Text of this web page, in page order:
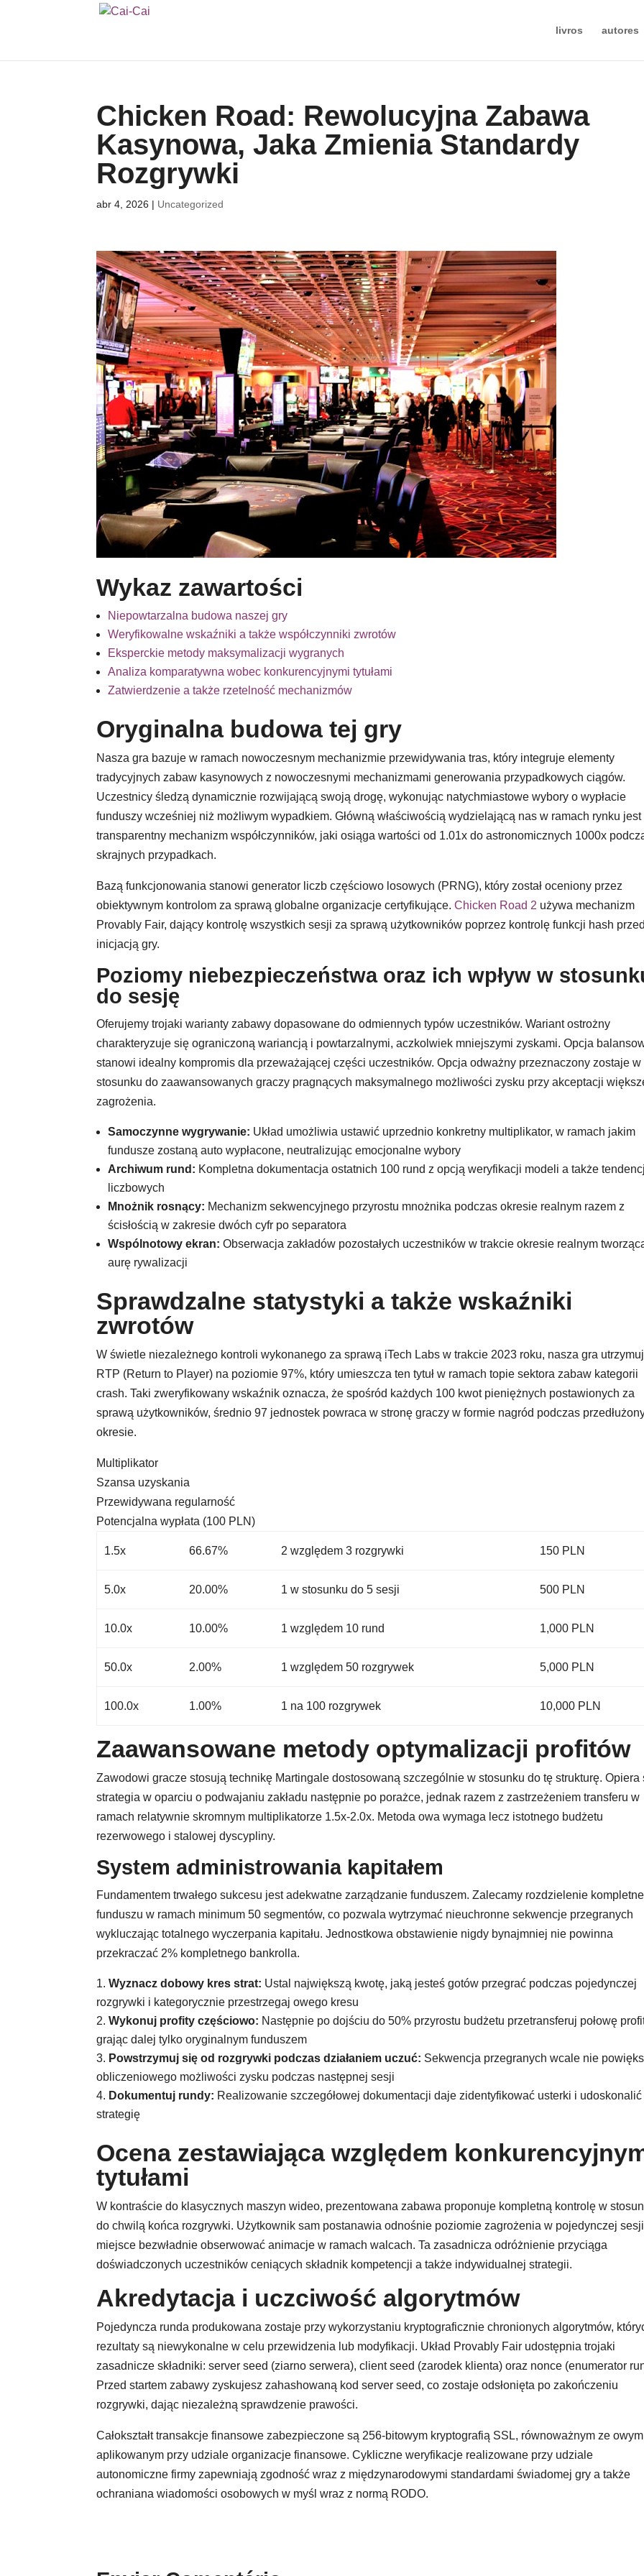
livros autores
Chicken Road: Rewolucyjna Zabawa
Kasynowa, Jaka Zmienia Standardy
Rozgrywki
abr 4, 2026 | Uncategorized
Wykaz zawartości
Niepowtarzalna budowa naszej gry
Weryfikowalne wskaźniki a także współczynniki zwrotów
Eksperckie metody maksymalizacji wygranych
Analiza komparatywna wobec konkurencyjnymi tytułami
Zatwierdzenie a także rzetelność mechanizmów
Oryginalna budowa tej gry
Nasza gra bazuje w ramach nowoczesnym mechanizmie przewidywania tras, który integruje elementy
tradycyjnych zabaw kasynowych z nowoczesnymi mechanizmami generowania przypadkowych ciągów.
Uczestnicy śledzą dynamicznie rozwijającą swoją drogę, wykonując natychmiastowe wybory o wypłacie
funduszy wcześniej niż możliwym wypadkiem. Główną właściwością wydzielającą nas w ramach rynku jest
transparentny mechanizm współczynników, jaki osiąga wartości od 1.01x do astronomicznych 1000x
skrajnych przypadkach.
Bazą funkcjonowania stanowi generator liczb częściowo losowych (PRNG), który został oceniony przez
obiektywnym kontrolom za sprawą globalne organizacje certyfikujące.Chicken Road 2 używa mechanizm
Provably Fair, dający kontrolę wszystkich sesji za sprawą użytkowników poprzez kontrolę funkcji hash
inicjacją gry.
Poziomy niebezpieczeństwa oraz ich wpływ w
do sesję
Oferujemy trojaki warianty zabawy dopasowane do odmiennych typów uczestników. Wariant ostrożny
charakteryzuje się ograniczoną wariancją i powtarzalnymi, aczkolwiek mniejszymi zyskami. Opcja
stanowi idealny kompromis dla przeważającej części uczestników. Opcja odważny przeznaczony zostaje w
stosunku do zaawansowanych graczy pragnących maksymalnego możliwości zysku przy akceptacji
zagrożenia.
Samoczynne wygrywanie: Układ umożliwia ustawić uprzednio konkretny multiplikator, w ramach jakim
fundusze zostaną auto wypłacone, neutralizując emocjonalne wybory
Archiwum rund: Kompletna dokumentacja ostatnich 100 rund z opcją weryfikacji modeli a także
liczbowych
Mnożnik rosnący: Mechanizm sekwencyjnego przyrostu mnożnika podczas okresie realnym razem z
ścisłością w zakresie dwóch cyfr po separatora
Wspólnotowy ekran: Obserwacja zakładów pozostałych uczestników w trakcie okresie realnym
aurę rywalizacji
Sprawdzalne statystyki a także wskaźniki
zwrotów
W świetle niezależnego kontroli wykonanego za sprawą iTech Labs w trakcie 2023 roku, nasza gra
RTP (Return to Player) na poziomie 97%, który umieszcza ten tytuł w ramach topie sektora zabaw kategorii
crash. Taki zweryfikowany wskaźnik oznacza, że spośród każdych 100 kwot pieniężnych postawionych za
sprawą użytkowników, średnio 97 jednostek powraca w stronę graczy w formie nagród podczas
okresie.
Multiplikator
Szansa uzyskania
Przewidywana regularność
Potencjalna wypłata (100 PLN)
1.5x 66.67% 2 względem 3 rozgrywki 150 PLN
5.0x 20.00% 1 w stosunku do 5 sesji 500 PLN
10.0x 10.00% 1 względem 10 rund 1,000 PLN
50.0x 2.00% 1 względem 50 rozgrywek 5,000 PLN
100.0x 1.00% 1 na 100 rozgrywek 10,000 PLN
Zaawansowane metody optymalizacji profitów
Zawodowi gracze stosują technikę Martingale dostosowaną szczególnie w stosunku do tę strukturę. Opiera
strategia w oparciu o podwajaniu zakładu następnie po porażce, jednak razem z zastrzeżeniem transferu w
ramach relatywnie skromnym multiplikatorze 1.5x-2.0x. Metoda owa wymaga lecz istotnego budżetu
rezerwowego i stalowej dyscypliny.
System administrowania kapitałem
Fundamentem trwałego sukcesu jest adekwatne zarządzanie funduszem. Zalecamy rozdzielenie
funduszu w ramach minimum 50 segmentów, co pozwala wytrzymać nieuchronne sekwencje przegranych
wykluczając totalnego wyczerpania kapitału. Jednostkowa obstawienie nigdy bynajmniej nie powinna
przekraczać 2% kompletnego bankrolla.
Wyznacz dobowy kres strat: Ustal największą kwotę, jaką jesteś gotów przegrać podczas pojedynczej
rozgrywki i kategorycznie przestrzegaj owego kresu
Wykonuj profity częściowo: Następnie po dojściu do 50% przyrostu budżetu przetransferuj połowę
grając dalej tylko oryginalnym funduszem
Powstrzymuj się od rozgrywki podczas działaniem uczuć: Sekwencja przegranych wcale nie
obliczeniowego możliwości zysku podczas następnej sesji
Dokumentuj rundy: Realizowanie szczegółowej dokumentacji daje zidentyfikować usterki i udoskonalić
strategię
Ocena zestawiająca względem
tytułami
W kontraście do klasycznych maszyn wideo, prezentowana zabawa proponuje kompletną kontrolę w
do chwilą końca rozgrywki. Użytkownik sam postanawia odnośnie poziomie zagrożenia w pojedynczej
miejsce bezwładnie obserwować animacje w ramach walcach. Ta zasadnicza odróżnienie przyciąga
doświadczonych uczestników ceniących składnik kompetencji a także indywidualnej strategii.
Akredytacja i uczciwość algorytmów
Pojedyncza runda produkowana zostaje przy wykorzystaniu kryptograficznie chronionych algorytmów,
rezultaty są niewykonalne w celu przewidzenia lub modyfikacji. Układ Provably Fair udostępnia trojaki
zasadnicze składniki: server seed (ziarno serwera), client seed (zarodek klienta) oraz nonce (enumerator
Przed startem zabawy zyskujesz zahashowaną kod server seed, co zostaje odsłonięta po zakończeniu
rozgrywki, dając niezależną sprawdzenie prawości.
Całokształt transakcje finansowe zabezpieczone są 256-bitowym kryptografią SSL, równoważnym ze owym
aplikowanym przy udziale organizacje finansowe. Cykliczne weryfikacje realizowane przy udziale
autonomiczne firmy zapewniają zgodność wraz z międzynarodowymi standardami świadomej gry a także
ochraniana wiadomości osobowych w myśl wraz z normą RODO.